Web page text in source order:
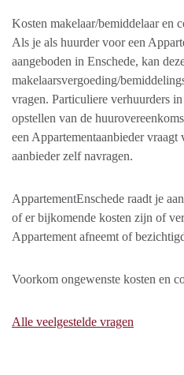
Kosten makelaar/bemiddelaar en
Als je als huurder voor een
aangeboden in Enschede, kan
makelaarsvergoeding/
vragen. Particuliere verhuurders
opstellen van de
een Appartementaanbieder
aanbieder zelf navragen.
AppartementEnschede raadt je
of er bijkomende kosten zijn of
Appartement afneemt of
Voorkom ongewenste kosten en
Alle veelgestelde vragen